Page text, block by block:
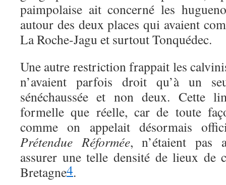
paimpolaise ait concerné les
autour des deux places qui avaient
La Roche-Jagu et surtout Tonquédec.
Une autre restriction frappait les
n’avaient parfois droit qu’à un
sénéchaussée et non deux. Cette
formelle que réelle, car de toute
comme on appelait désormais
Prétendue Réformée, n’étaient pas
assurer une telle densité de lieux de
Bretagne4.